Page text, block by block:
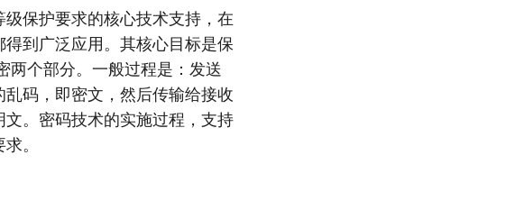
保护要求的核心技术支持，在
到广泛应用。其核心目标是保
两个部分。一般过程是：发送
码，即密文，然后传输给接收
。密码技术的实施过程，支持
。